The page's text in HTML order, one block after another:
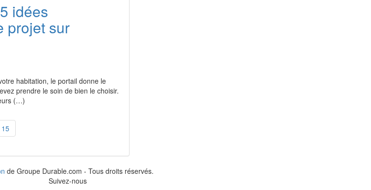
idées
projet sur
habitation, le portail donne le
prendre le soin de bien le choisir.
(…)
15
de Groupe Durable.com - Tous droits réservés.
Suivez-nous